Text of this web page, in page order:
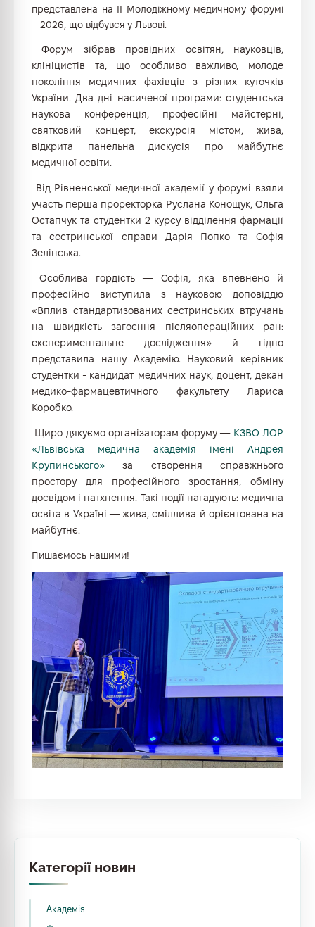
представлена на ІІ Молодіжному медичному форумі
– 2026, що відбувся у Львові.
Форум зібрав провідних освітян, науковців,
клініцистів та, що особливо важливо, молоде
покоління медичних фахівців з різних куточків
України. Два дні насиченої програми: студентська
наукова конференція, професійні майстерні,
святковий концерт, екскурсія містом, жива,
відкрита панельна дискусія про майбутнє
медичної освіти.
Від Рівненської медичної академії у форумі взяли
участь перша проректорка Руслана Конощук, Ольга
Остапчук та студентки 2 курсу відділення фармації
та сестринської справи Дарія Попко та Софія
Зелінська.
Особлива гордість — Софія, яка впевнено й
професійно виступила з науковою доповіддю
«Вплив стандартизованих сестринських втручань
на швидкість загоєння післяопераційних ран:
експериментальне дослідження» й гідно
представила нашу Академію. Науковий керівник
студентки - кандидат медичних наук, доцент, декан
медико-фармацевтичного факультету Лариса
Коробко.
Щиро дякуємо організаторам форуму — КЗВО ЛОР
«Львівська медична академія імені Андрея
Крупинського» за створення справжнього
простору для професійного зростання, обміну
досвідом і натхнення. Такі події нагадують: медична
освіта в Україні — жива, сміллива й орієнтована на
майбутнє.
Пишаємось нашими!
Категорії новин
Академія